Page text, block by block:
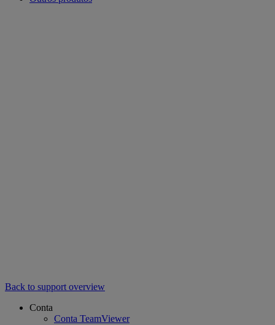
Back to support overview
Conta
Conta TeamViewer